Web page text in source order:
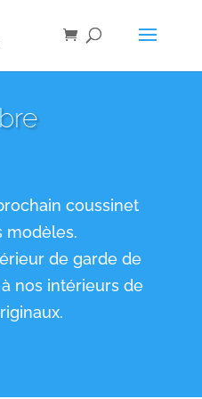
coussinet
modèles.
de garde de
nos intérieurs de